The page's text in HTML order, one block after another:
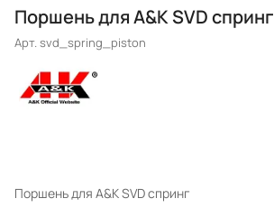
Поршень для A&K SVD спринг
Арт.svd_spring_piston
Поршень для A&K SVD спринг